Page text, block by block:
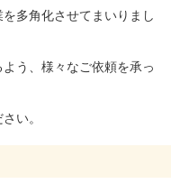
多角化させてまいりまし
う、様々なご依頼を承っ
い。